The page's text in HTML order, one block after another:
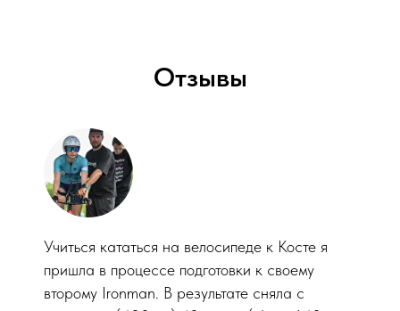
Отзывы
Учиться кататься на велосипеде к Косте я
пришла в процессе подготовки к своему
второму Ironman. В результате сняла с